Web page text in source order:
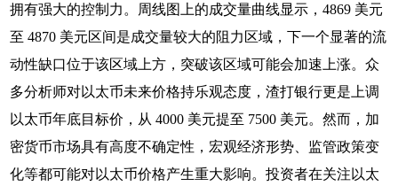
拥有强大的控制力。周线图上的成交量曲线显示，4869 美元
至 4870 美元区间是成交量较大的阻力区域，下一个显著的流
动性缺口位于该区域上方，突破该区域可能会加速上涨。众
多分析师对以太币未来价格持乐观态度，渣打银行更是上调
以太币年底目标价，从 4000 美元提至 7500 美元。然而，加
密货币市场具有高度不确定性，宏观经济形势、监管政策变
化等都可能对以太币价格产生重大影响。投资者在关注以太